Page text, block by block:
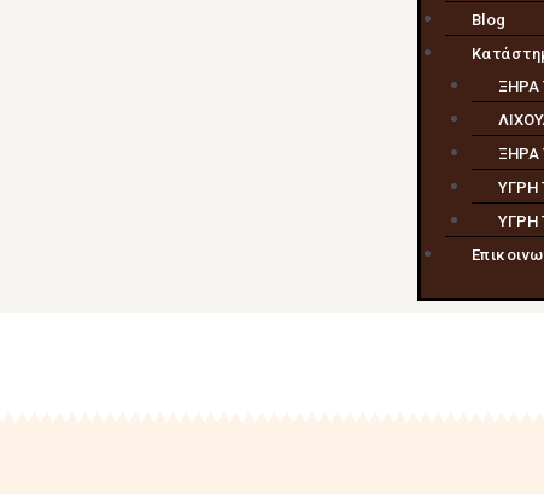
Blog
ΞΗΡΑ
ΞΗΡΑ
ΥΓΡΗ
ΥΓΡΗ